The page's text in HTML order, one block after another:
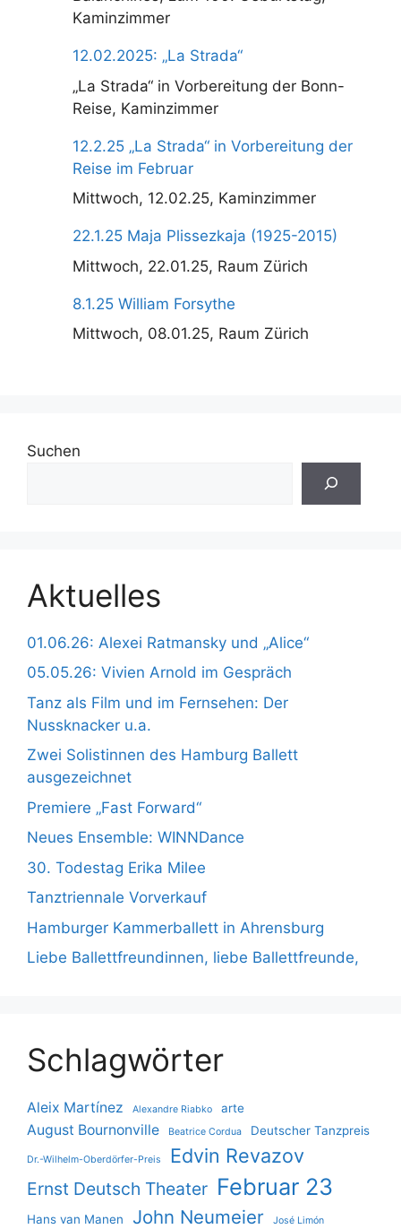
Kaminzimmer
12.02.2025: „La Strada“
„La Strada“ in Vorbereitung der Bonn-
Reise, Kaminzimmer
12.2.25 „La Strada“ in Vorbereitung der
Reise im Februar
Mittwoch, 12.02.25, Kaminzimmer
22.1.25 Maja Plissezkaja (1925-2015)
Mittwoch, 22.01.25, Raum Zürich
8.1.25 William Forsythe
Mittwoch, 08.01.25, Raum Zürich
Suchen
Aktuelles
01.06.26: Alexei Ratmansky und „Alice“
05.05.26: Vivien Arnold im Gespräch
Tanz als Film und im Fernsehen: Der
Nussknacker u.a.
Zwei Solistinnen des Hamburg Ballett
ausgezeichnet
Premiere „Fast Forward“
Neues Ensemble: WINNDance
30. Todestag Erika Milee
Tanztriennale Vorverkauf
Hamburger Kammerballett in Ahrensburg
Liebe Ballettfreundinnen, liebe Ballettfreunde,
Schlagwörter
Aleix Martínez Alexandre Riabko arte
August Bournonville Beatrice Cordua Deutscher Tanzpreis
Dr.-Wilhelm-Oberdörfer-Preis Edvin Revazov
Ernst Deutsch Theater Februar 23
Hans van Manen John Neumeier José Limón